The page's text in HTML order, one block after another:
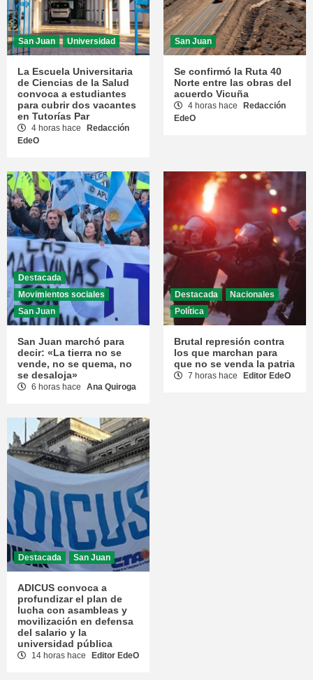
San Juan Universidad
La Escuela Universitaria
de Ciencias de la Salud
convoca a estudiantes
para cubrir dos vacantes
en Tutorías Par
4 horas hace
Redacción
EdeO
San Juan
Se confirmó la Ruta 40
Norte entre las obras del
acuerdo Vicuña
4 horas hace
Redacción
EdeO
Destacada
Movimientos sociales
San Juan
San Juan marchó para
decir: «La tierra no se
vende, no se quema, no
se desaloja»
6 horas hace Ana Quiroga
Destacada
Nacionales
Política
Brutal represión contra
los que marchan para
que no se venda la patria
7 horas hace Editor EdeO
Destacada San Juan
ADICUS convoca a
profundizar el plan de
lucha con asambleas y
movilización en defensa
del salario y la
universidad pública
14 horas hace Editor EdeO